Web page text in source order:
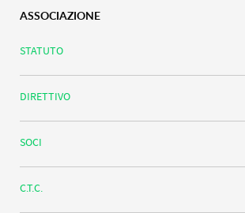
ASSOCIAZIONE
STATUTO
DIRETTIVO
SOCI
C.T.C.